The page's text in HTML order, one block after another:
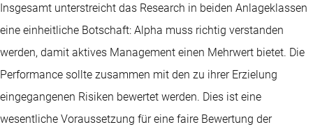
Insgesamt unterstreicht das Research in beiden Anlageklassen
eine einheitliche Botschaft: Alpha muss richtig verstanden
werden, damit aktives Management einen Mehrwert bietet. Die
Performance sollte zusammen mit den zu ihrer Erzielung
eingegangenen Risiken bewertet werden. Dies ist eine
wesentliche Voraussetzung für eine faire Bewertung der